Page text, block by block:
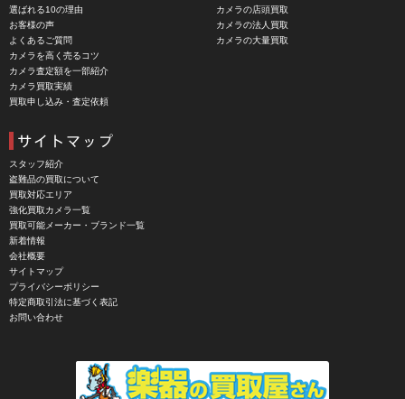
CASIO（カシオ）
CBL Lens（シービーエル）
CHINON（チノン）
CHIYOCA 千代田商会（ちよだしょうかい）
CIESTA（シエスタ）
Cineroid（シネロイド）
CINEVATE （シネベート）
CIRO （シロ）
CLARUS（クラルス）
Clay Smith（クレイスミス）
COMET（コメット）
Corfield（コーフィールド）
COSINA（コシナ）
選ばれる10の理由
お客様の声
よくあるご質問
カメラを高く売るコツ
カメラ査定額を一部紹介
カメラ買取実績
買取申し込み・査定依頼
カメラの店頭買取
カメラの法人買取
カメラの大量買取
スタッフ紹介
盗難品の買取について
買取対応エリア
強化買取カメラ一覧
買取可能メーカー・ブランド一覧
新着情報
会社概要
サイトマップ
プライバシーポリシー
特定商取引法に基づく表記
お問い合わせ